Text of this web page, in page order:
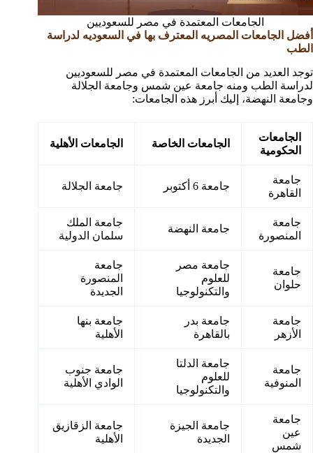
الجامعات المعتمدة في مصر للسعوديين
أفضل الجامعات المصريه المعترف بها في السعوديه لدراسة
الطب
توجد العديد من الجامعات المعتمدة في مصر للسعوديين
لدراسة الطب ومنه جامعة عين شمس وجامعة الجلالة
وجامعة النهضة، إليك أبرز هذه الجامعات:
الجامعات
الحكومية
الجامعات الخاصة الجامعات الأهلية
جامعة
القاهرة
جامعة 6 أكتوبر جامعة الجلالة
جامعة
المنصورة
جامعة النهضة
جامعة الملك
سلمان الدولية
جامعة
حلوان
جامعة مصر
للعلوم
والتكنولوجيا
جامعة
المنصورة
الجديدة
جامعة
الأزهر
جامعة بدر
بالقاهرة
جامعة بنها
الأهلية
جامعة
المنوفية
جامعة الدلتا
للعلوم
والتكنولوجيا
جامعة جنوب
الوادي الأهلية
جامعة
عين
شمس
جامعة الجيزة
الجديدة
جامعة الزقازيق
الأهلية